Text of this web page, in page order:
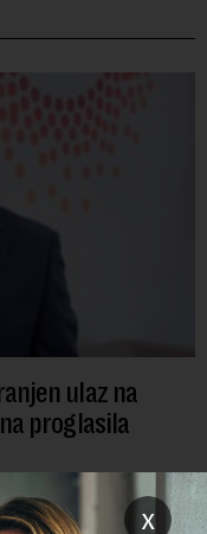
ulaz na
proglasila
proglasilo je
nepoželjnom x